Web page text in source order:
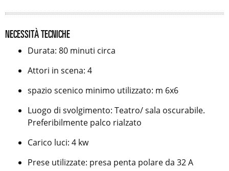
NECESSITÀ TECNICHE
Durata: 80 minuti circa
Attori in scena: 4
spazio scenico minimo utilizzato: m 6x6
Luogo di svolgimento: Teatro/ sala oscurabile.
Preferibilmente palco rialzato
Carico luci: 4 kw
Prese utilizzate: presa penta polare da 32 A